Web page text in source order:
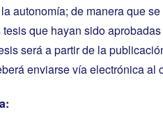
autonomía; de manera que
que hayan sido
será a partir de la
enviarse vía electrónica al